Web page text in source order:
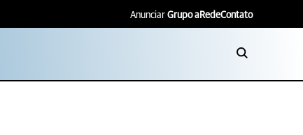
Anunciar Grupo aRedeContato